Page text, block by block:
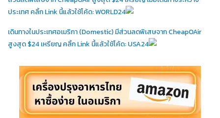
ประเทศ คลิ้ก Link นี้แล้วใช้โค้ด: WORLD24
เดินทางในประเทศอเมริกา (Domestic)มีส่วนลดพิเสษจาก CheapOAir
สูงสุด $24 เหรียญ คลิ้ก Link นี้แล้วใช้โค้ด: USA24